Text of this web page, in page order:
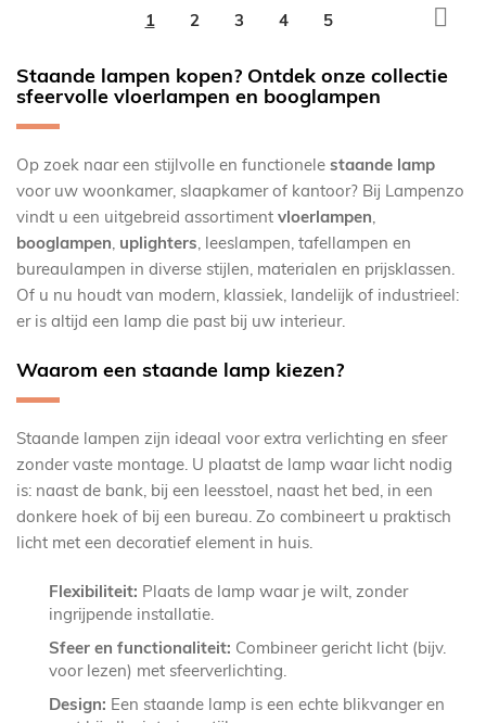
Pagina
U
momenteel
1 Pagina
2 Pagina
3 Pagina
4 Pagina
5
Staande lampen kopen? Ontdek onze collectie
sfeervolle vloerlampen en booglampen
Op zoek naar een stijlvolle en functionele staande lamp
voor uw woonkamer, slaapkamer of kantoor? Bij Lampenzo
vindt u een uitgebreid assortiment vloerlampen,
booglampen, uplighters, leeslampen, tafellampen en
bureaulampen in diverse stijlen, materialen en prijsklassen.
Of u nu houdt van modern, klassiek, landelijk of industrieel:
er is altijd een lamp die past bij uw interieur.
Waarom een staande lamp kiezen?
Staande lampen zijn ideaal voor extra verlichting en sfeer
zonder vaste montage. U plaatst de lamp waar licht nodig
is: naast de bank, bij een leesstoel, naast het bed, in een
donkere hoek of bij een bureau. Zo combineert u praktisch
licht met een decoratief element in huis.
Flexibiliteit: Plaats de lamp waar je wilt, zonder
ingrijpende installatie.
Sfeer en functionaliteit: Combineer gericht licht (bijv.
voor lezen) met sfeerverlichting.
Design: Een staande lamp is een echte blikvanger en